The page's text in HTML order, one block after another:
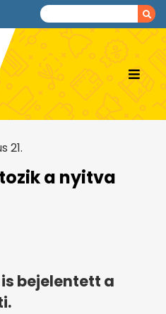
21.
a nyitva
bejelentett a